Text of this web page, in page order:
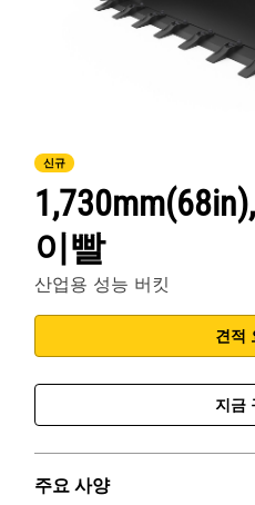
신규
이빨
산업용 성능 버킷
견적
지금
주요 사양